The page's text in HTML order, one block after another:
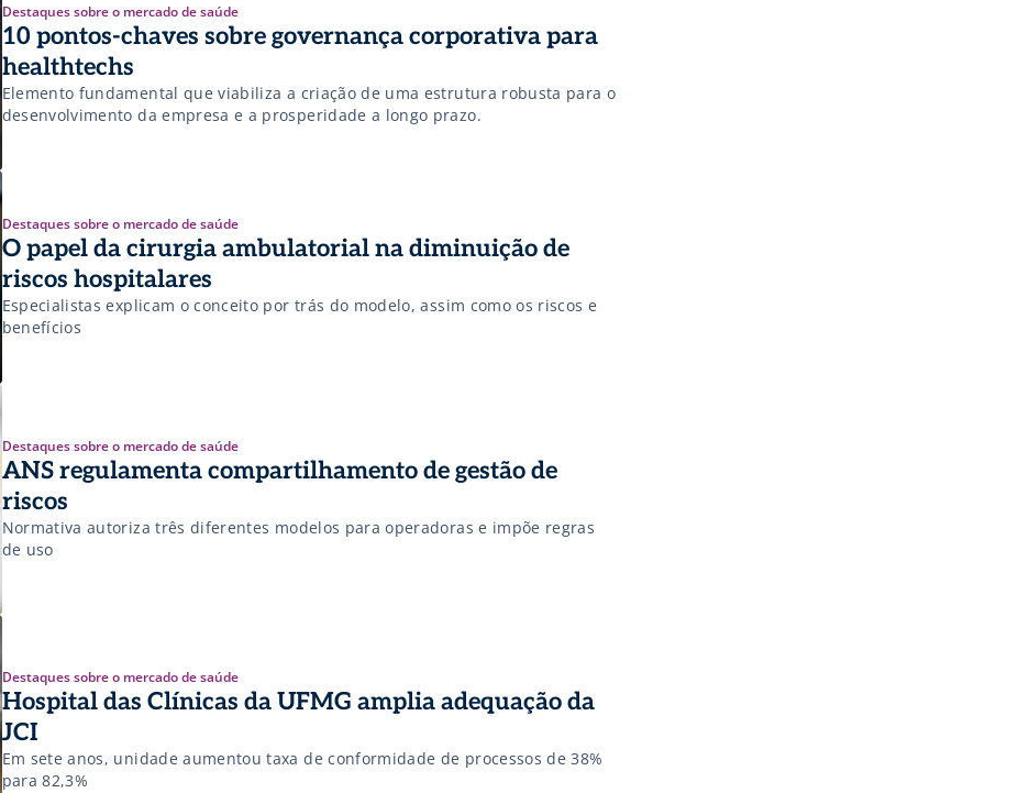
Destaques sobre o mercado de saúde
10 pontos-chaves sobre governança corporativa para
healthtechs
Elemento fundamental que viabiliza a criação de uma estrutura robusta para o
desenvolvimento da empresa e a prosperidade a longo prazo.
Destaques sobre o mercado de saúde
O papel da cirurgia ambulatorial na diminuição de
riscos hospitalares
Especialistas explicam o conceito por trás do modelo, assim como os riscos e
benefícios
Destaques sobre o mercado de saúde
ANS regulamenta compartilhamento de gestão de
riscos
Normativa autoriza três diferentes modelos para operadoras e impõe regras
de uso
Destaques sobre o mercado de saúde
Hospital das Clínicas da UFMG amplia adequação da
JCI
Em sete anos, unidade aumentou taxa de conformidade de processos de 38%
para 82,3%